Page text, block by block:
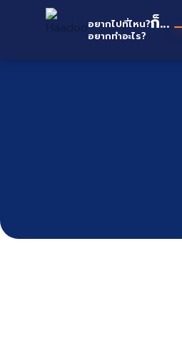
อยากไปที่ไหน?
อยากทำอะไร?
ก็...